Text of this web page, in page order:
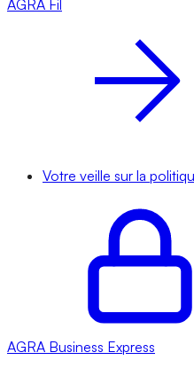
AGRA Fil
Votre veille sur la
AGRA Business Express